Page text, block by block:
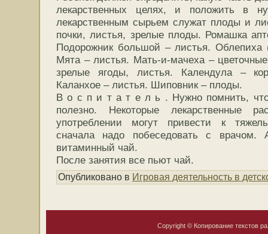
лекарственных целях, и положить в
лекарственным сырьем служат плоды и
почки, листья, зрелые плоды. Ромашка
Подорожник большой – листья. Облепиха
Мята – листья. Мать-и-мачеха –
зрелые ягоды, листья. Календула –
Каланхое – листья. Шиповник – плоды.
В о с п и т а т е л ь . Нужно помнить, что
полезно. Некоторые лекарственные
употреблении могут привести к
сначала надо побеседовать с врачом.
витаминный чай.
После занятия все пьют чай.
Опубликовано в Игровая деятельность в
Copyright © Копирование текстов